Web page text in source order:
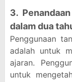
3.
dalam dua
Penggunaan
adalah untuk
ajaran.
untuk